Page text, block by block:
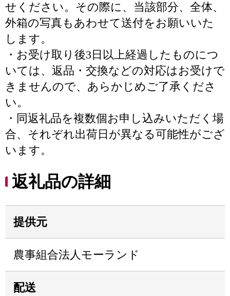
せください。その際に、当該部分、全体、
外箱の写真もあわせて送付をお願いいた
します。
・お受け取り後3日以上経過したものにつ
いては、返品・交換などの対応はお受けで
きませんので、あらかじめご了承くださ
い。
・同返礼品を複数個お申し込みいただく場
合、それぞれ出荷日が異なる可能性がござ
います。
返礼品の詳細
提供元
農事組合法人モーランド
配送